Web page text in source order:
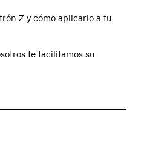
Z y cómo aplicarlo a tu
te facilitamos su